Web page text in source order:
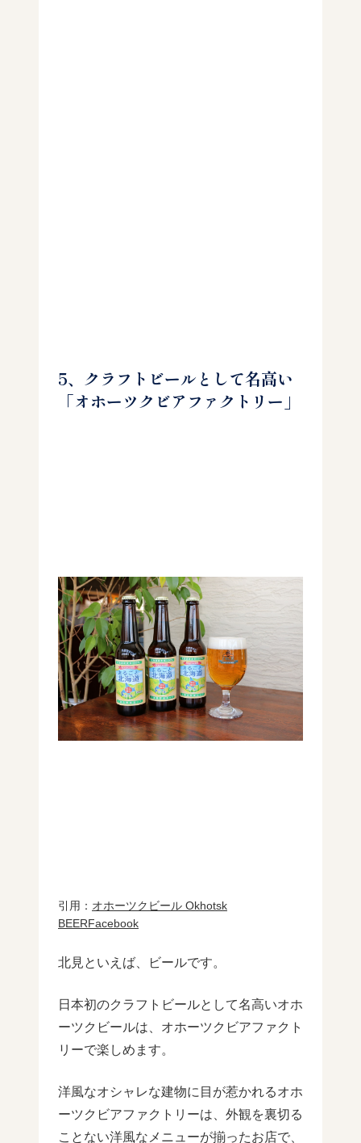
5、クラフトビールとして名高い
「オホーツクビアファクトリー」
引用： オホーツクビール Okhotsk
BEERFacebook
北見といえば、ビールです。
日本初のクラフトビールとして名高いオホ
ーツクビールは、オホーツクビアファクト
リーで楽しめます。
洋風なオシャレな建物に目が惹かれるオホ
ーツクビアファクトリーは、外観を裏切る
ことない洋風なメニューが揃ったお店で、